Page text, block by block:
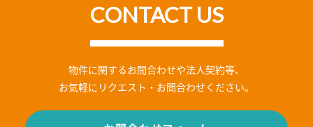
CONTACT US
物件に関するお問合わせや法人契約等、
お気軽にリクエスト・お問合わせください。